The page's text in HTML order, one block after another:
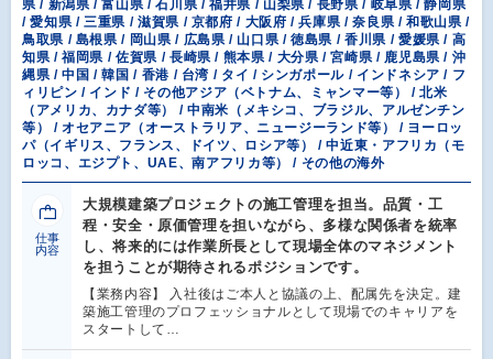
県 / 新潟県 / 富山県 / 石川県 / 福井県 / 山梨県 / 長野県 / 岐阜県 / 静岡県
/ 愛知県 / 三重県 / 滋賀県 / 京都府 / 大阪府 / 兵庫県 / 奈良県 / 和歌山県 /
鳥取県 / 島根県 / 岡山県 / 広島県 / 山口県 / 徳島県 / 香川県 / 愛媛県 / 高
知県 / 福岡県 / 佐賀県 / 長崎県 / 熊本県 / 大分県 / 宮崎県 / 鹿児島県 / 沖
縄県 / 中国 / 韓国 / 香港 / 台湾 / タイ / シンガポール / インドネシア / フ
ィリピン / インド / その他アジア（ベトナム、ミャンマー等） / 北米
（アメリカ、カナダ等） / 中南米（メキシコ、ブラジル、アルゼンチン
等） / オセアニア（オーストラリア、ニュージーランド等） / ヨーロッ
パ（イギリス、フランス、ドイツ、ロシア等） / 中近東・アフリカ（モ
ロッコ、エジプト、UAE、南アフリカ等） / その他の海外
仕事
内容
大規模建築プロジェクトの施工管理を担当。品質・工
程・安全・原価管理を担いながら、多様な関係者を統率
し、将来的には作業所長として現場全体のマネジメント
を担うことが期待されるポジションです。
【業務内容】 入社後はご本人と協議の上、配属先を決定。建
築施工管理のプロフェッショナルとして現場でのキャリアを
スタートして…